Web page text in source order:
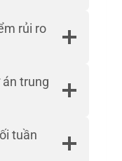
rủi ro
trung
tuần